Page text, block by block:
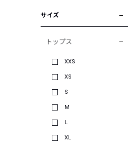
サイズ
トップス
XXS
XS
S
M
L
XL